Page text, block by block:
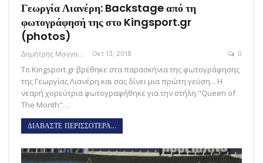
Γεωργία Λιανέρη: Backstage από τη
φωτογράφησή της στο Kingsport.gr
(photos)
Δημήτρης Μαγγανάρης Οκτ 13, 2018 0
Το Kingsport.gr βρέθηκε στα παρασκήνια της φωτογράφησης
της Γεωργίας Λιανέρη και σας δίνει μια πρώτη γεύση... Η
νεαρή χορεύτρια φωτογραφήθηκε για την στήλη "Queen of
The Month"…
ΔΙΑΒΑΣΤΕ ΠΕΡΙΣΣΟΤΕΡΑ...